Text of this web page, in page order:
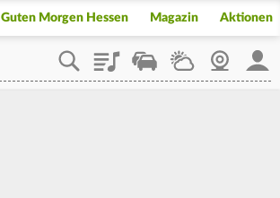
Guten Morgen Hessen Magazin Aktionen
PlaylistStaupilotWetterWebcam